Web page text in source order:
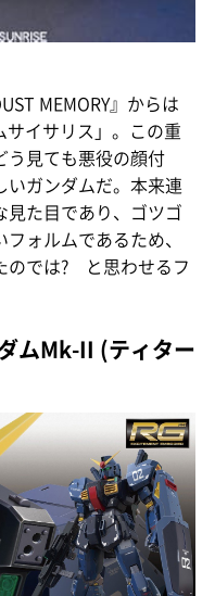
MEMORY』からは
サイサリス」。この重
う見ても悪役の顔付
いガンダムだ。本来連
た目であり、ゴツゴ
ォルムであるため、
のでは? と思わせるフ
ムMk-II (ティター